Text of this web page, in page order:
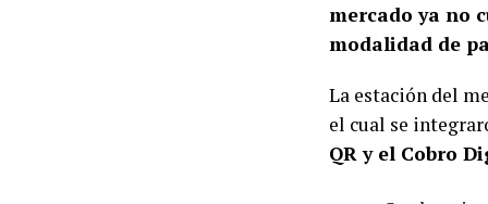
mercado ya no
modalidad de
La estación del
el cual se
QR y el Cobro